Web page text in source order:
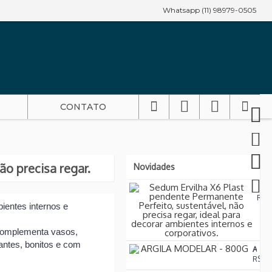
Whatsapp (11) 98979-0505
CONTATO
Novidades
precisa regar.
internos e
vasos,
bonitos e com